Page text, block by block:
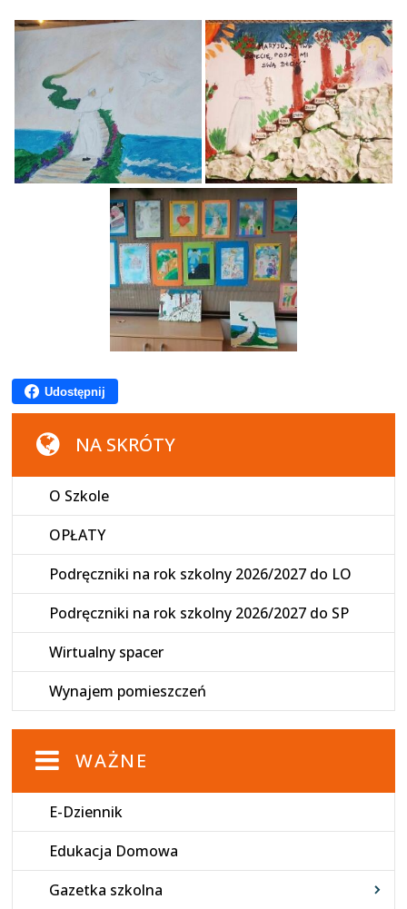
Udostępnij
NA SKRÓTY
O Szkole
OPŁATY
Podręczniki na rok szkolny 2026/2027 do LO
Podręczniki na rok szkolny 2026/2027 do SP
Wirtualny spacer
Wynajem pomieszczeń
WAŻNE
E-Dziennik
Edukacja Domowa
Gazetka szkolna